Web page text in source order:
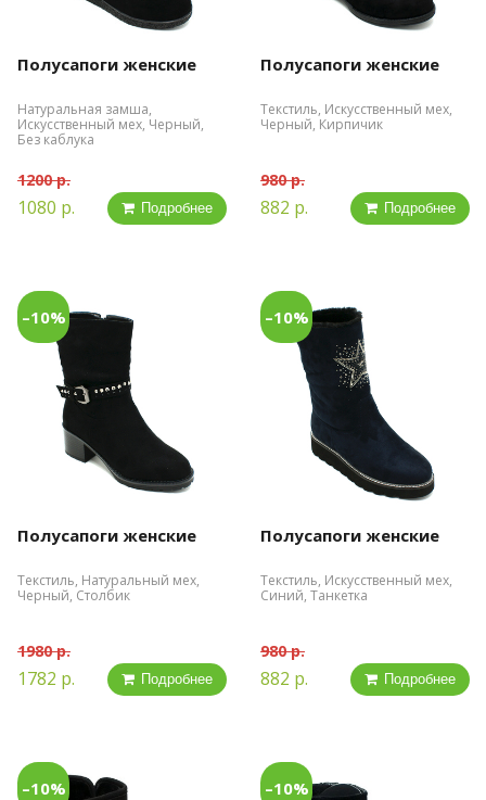
Полусапоги женские
Натуральная замша,
Искусственный мех, Черный,
Без каблука
1200 р.
1080 р. Подробнее
Полусапоги женские
Текстиль, Искусственный мех,
Черный, Кирпичик
980 р.
882 р. Подробнее
–10%
Полусапоги женские
Текстиль, Натуральный мех,
Черный, Столбик
1980 р.
1782 р. Подробнее
–10%
Полусапоги женские
Текстиль, Искусственный мех,
Синий, Танкетка
980 р.
882 р. Подробнее
–10% –10%